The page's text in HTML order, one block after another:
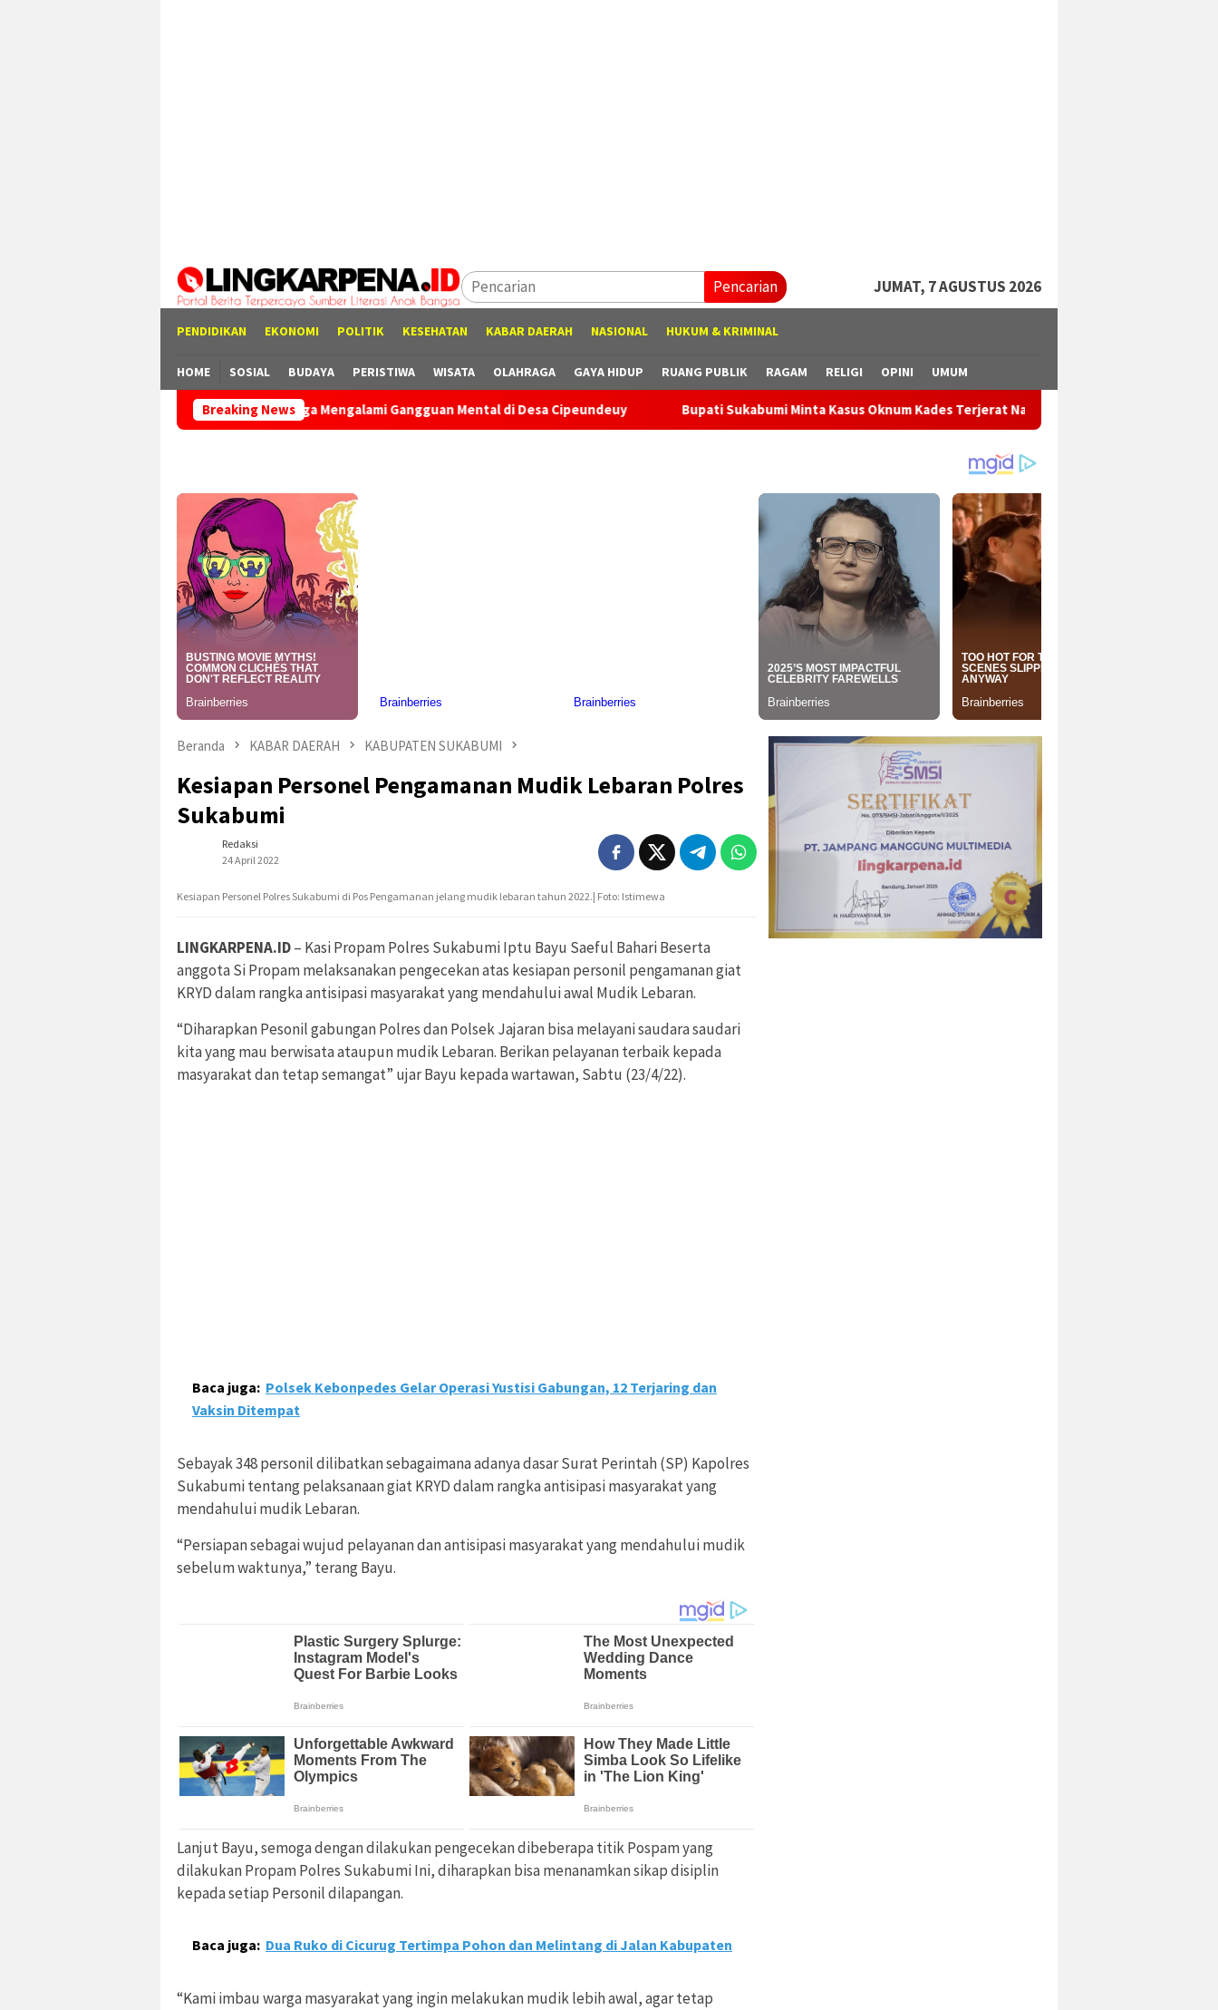
Pencarian JUMAT, 7 AGUSTUS 2026
PENDIDIKAN EKONOMI POLITIK KESEHATAN KABAR DAERAH NASIONAL HUKUM & KRIMINAL
HOME SOSIAL BUDAYA PERISTIWA WISATA OLAHRAGA GAYA HIDUP RUANG PUBLIK RAGAM RELIGI OPINI UMUM
Breaking News
Perekaman Adminduk Warga Mengalami Gangguan Mental di Desa Cipeundeuy Bupati Sukabumi Minta Kasus Oknum Kades Terjerat Narkoba Diproses Tuntas, Ingatkan Seluruh
Beranda KABAR DAERAH KABUPATEN SUKABUMI
Kesiapan Personel Pengamanan Mudik Lebaran Polres
Sukabumi
Redaksi
24 April 2022
Kesiapan Personel Polres Sukabumi di Pos Pengamanan jelang mudik lebaran tahun 2022.| Foto: Istimewa
LINGKARPENA.ID– Kasi Propam Polres Sukabumi Iptu Bayu Saeful Bahari Beserta
anggota Si Propam melaksanakan pengecekan atas kesiapan personil pengamanan giat
KRYD dalam rangka antisipasi masyarakat yang mendahului awal Mudik Lebaran.
“Diharapkan Pesonil gabungan Polres dan Polsek Jajaran bisa melayani saudara saudari
kita yang mau berwisata ataupun mudik Lebaran. Berikan pelayanan terbaik kepada
masyarakat dan tetap semangat” ujar Bayu kepada wartawan, Sabtu (23/4/22).
Baca juga: Polsek Kebonpedes Gelar Operasi Yustisi Gabungan, 12 Terjaring dan
Vaksin Ditempat
Sebayak 348 personil dilibatkan sebagaimana adanya dasar Surat Perintah (SP) Kapolres
Sukabumi tentang pelaksanaan giat KRYD dalam rangka antisipasi masyarakat yang
mendahului mudik Lebaran.
“Persiapan sebagai wujud pelayanan dan antisipasi masyarakat yang mendahului mudik
sebelum waktunya,” terang Bayu.
Lanjut Bayu, semoga dengan dilakukan pengecekan dibeberapa titik Pospam yang
dilakukan Propam Polres Sukabumi Ini, diharapkan bisa menanamkan sikap disiplin
kepada setiap Personil dilapangan.
Baca juga: Dua Ruko di Cicurug Tertimpa Pohon dan Melintang di Jalan Kabupaten
“Kami imbau warga masyarakat yang ingin melakukan mudik lebih awal, agar tetap